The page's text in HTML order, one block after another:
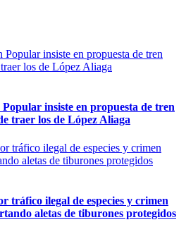
insiste en propuesta de tren
traer los de López Aliaga
tráfico ilegal de especies y crimen
aletas de tiburones protegidos